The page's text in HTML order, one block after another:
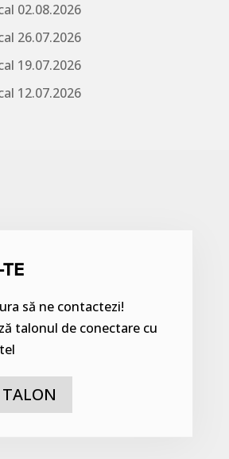
02.08.2026
26.07.2026
19.07.2026
12.07.2026
să ne contactezi!
talonul de conectare cu
TALON